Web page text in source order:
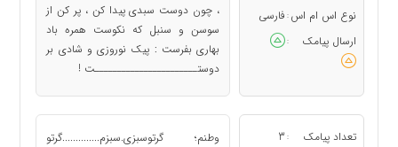
نوع اس ام اس : فارسی
ارسال پیامک
:
، چون دوست سبدی پیدا کن ، پر کن از
سوسن و سنبل که نکوست همره باد
بهاری بفرست : پیک نوروزی و شادی بر
دوستـــــــــــــــــــــــت !
تعداد پیامک :
3
وطنم؛ گرتوسبزی.سبزم..............گرتو